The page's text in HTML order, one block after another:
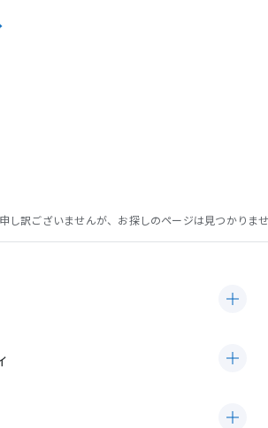
し訳ございませんが、お探しのページは見つかりま